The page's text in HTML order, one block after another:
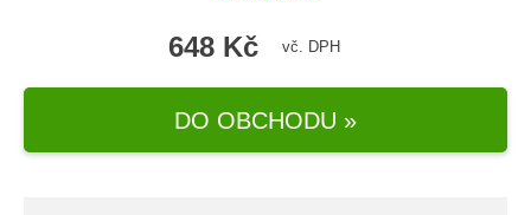
648 Kč vč. DPH
DO OBCHODU »